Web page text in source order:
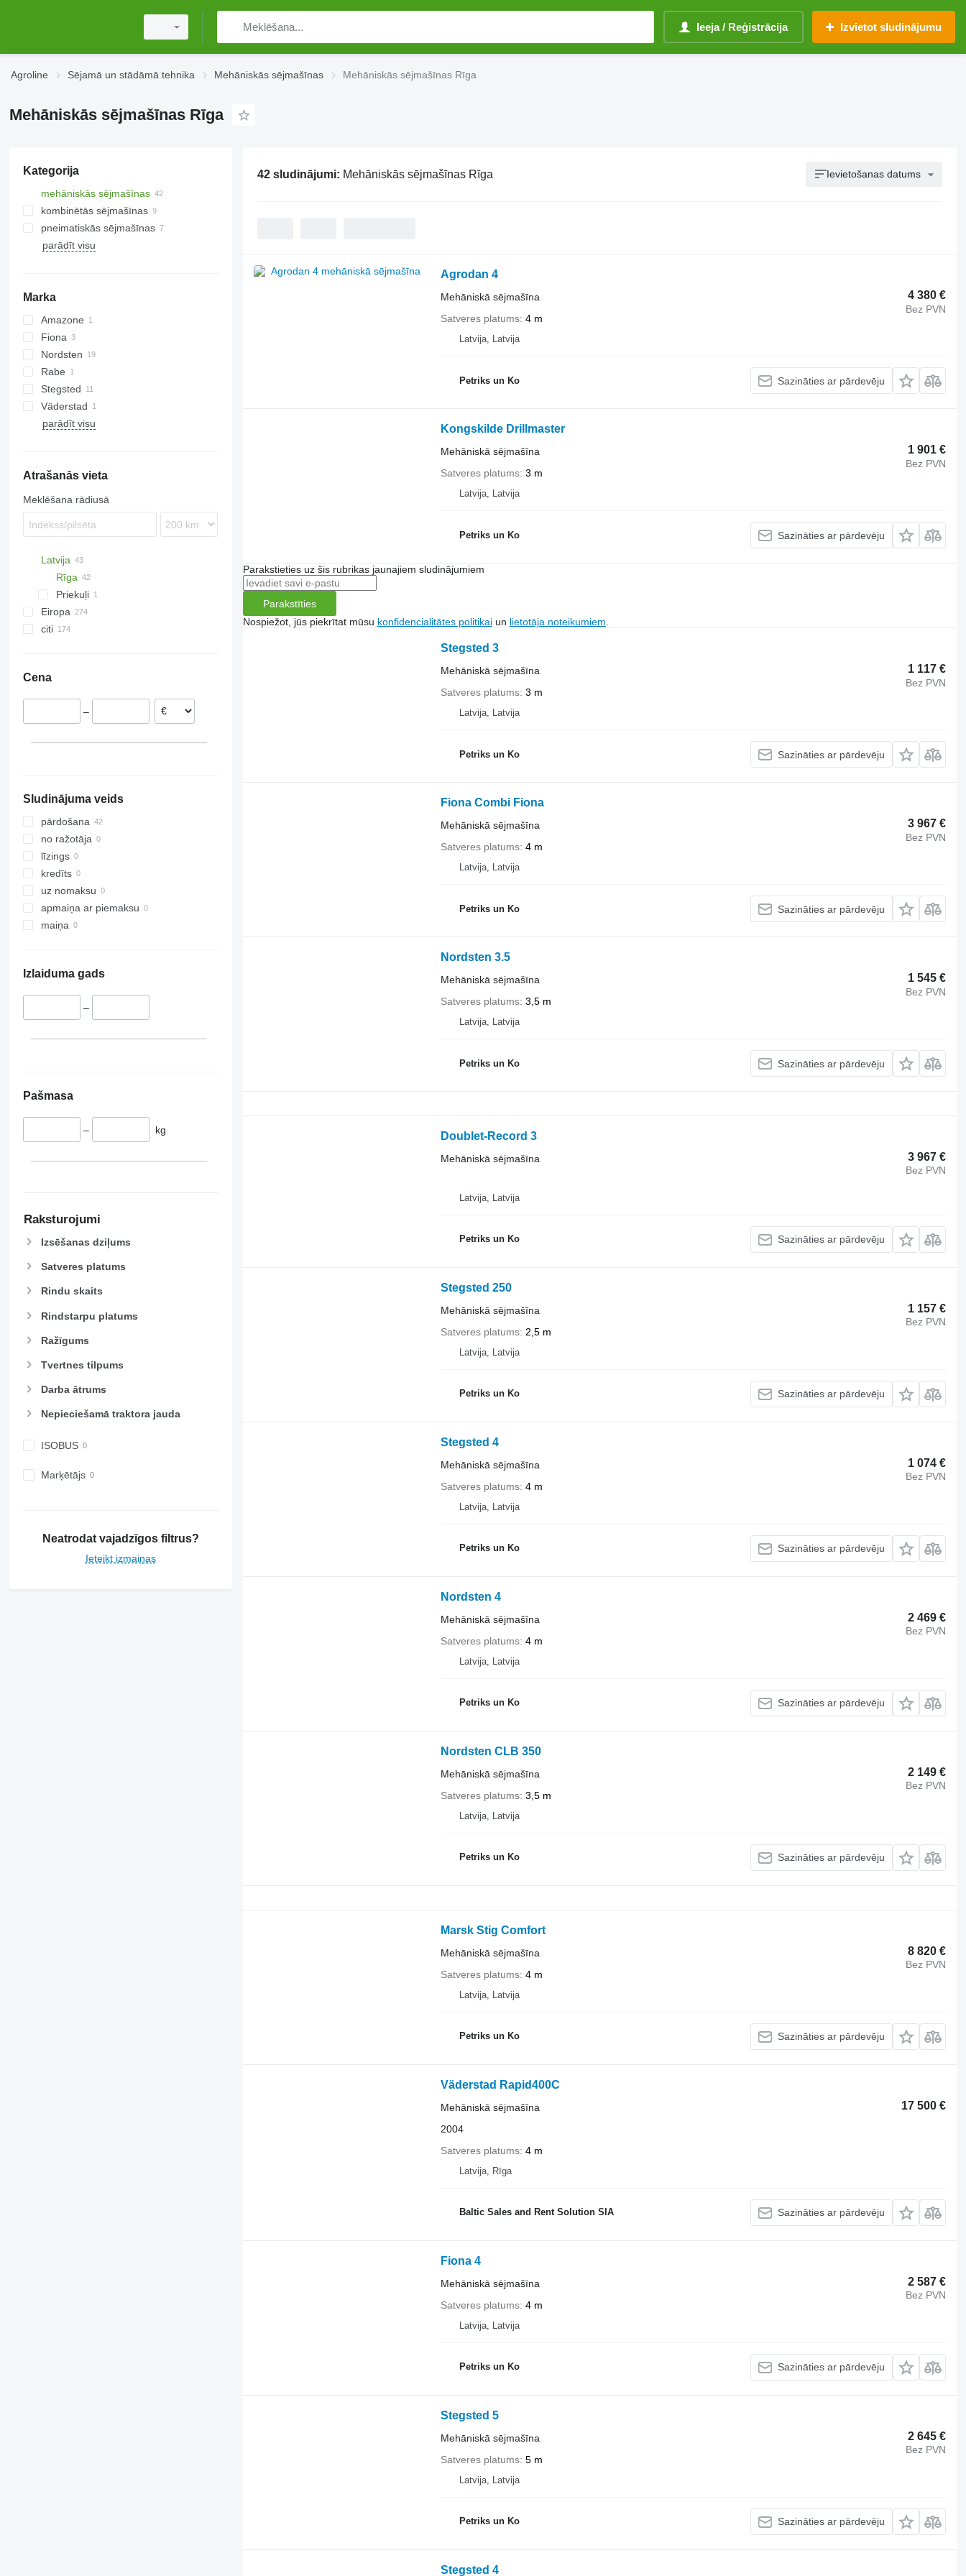
Ieeja / Reģistrācija Izvietot sludinājumu
Agroline Sējamā un stādāmā tehnika Mehāniskās sējmašīnas Mehāniskās sējmašīnas Rīga
Mehāniskās sējmašīnas Rīga
Kategorija
mehāniskās sējmašīnas
kombinētās sējmašīnas
pneimatiskās sējmašīnas
parādīt visu
Marka
Amazone
Fiona
Nordsten
Rabe
Stegsted
Väderstad
Rapid
parādīt visu
Atrašanās vieta
Meklēšana rādiusā
Latvija
Rīga
Priekuļi
Eiropa
Rumānija
Nīderlande
citi
Cena
–
Sludinājuma veids
pārdošana
no ražotāja
līzings
kredīts
uz nomaksu
apmaiņa ar piemaksu
maiņa
Izlaiduma gads
–
Pašmasa
– kg
Raksturojumi
Izsēšanas dziļums
Satveres platums
Rindu skaits
Rindstarpu platums
Ražīgums
Tvertnes tilpums
Darba ātrums
Nepieciešamā traktora jauda
ISOBUS
Marķētājs
Neatrodat vajadzīgos filtrus?
Ieteikt izmaiņas
42 sludinājumi: Mehāniskās sējmašīnas Rīga Ievietošanas datums
Agrodan 4
4 380 €
Bez PVN
Mehāniskā sējmašīna
Satveres platums 4 m
Latvija, Latvija
Petriks un Ko Sazināties ar pārdevēju
Kongskilde Drillmaster
1 901 €
Bez PVN
Mehāniskā sējmašīna
Satveres platums 3 m
Latvija, Latvija
Petriks un Ko Sazināties ar pārdevēju
Parakstieties uz šis rubrikas jaunajiem sludinājumiem
Parakstīties
Nospiežot, jūs piekrītat mūsu konfidencialitātes politikaiun lietotāja noteikumiem
Stegsted 3
1 117 €
Bez PVN
Mehāniskā sējmašīna
Satveres platums 3 m
Latvija, Latvija
Petriks un Ko Sazināties ar pārdevēju
Fiona Combi Fiona
3 967 €
Bez PVN
Mehāniskā sējmašīna
Satveres platums 4 m
Latvija, Latvija
Petriks un Ko Sazināties ar pārdevēju
Nordsten 3.5
1 545 €
Bez PVN
Mehāniskā sējmašīna
Satveres platums 3,5 m
Latvija, Latvija
Petriks un Ko Sazināties ar pārdevēju
Doublet-Record 3
3 967 €
Bez PVN
Mehāniskā sējmašīna
Latvija, Latvija
Petriks un Ko Sazināties ar pārdevēju
Stegsted 250
1 157 €
Bez PVN
Mehāniskā sējmašīna
Satveres platums 2,5 m
Latvija, Latvija
Petriks un Ko Sazināties ar pārdevēju
Stegsted 4
1 074 €
Bez PVN
Mehāniskā sējmašīna
Satveres platums 4 m
Latvija, Latvija
Petriks un Ko Sazināties ar pārdevēju
Nordsten 4
2 469 €
Bez PVN
Mehāniskā sējmašīna
Satveres platums 4 m
Latvija, Latvija
Petriks un Ko Sazināties ar pārdevēju
Nordsten CLB 350
2 149 €
Bez PVN
Mehāniskā sējmašīna
Satveres platums 3,5 m
Latvija, Latvija
Petriks un Ko Sazināties ar pārdevēju
Marsk Stig Comfort
8 820 €
Bez PVN
Mehāniskā sējmašīna
Satveres platums 4 m
Latvija, Latvija
Petriks un Ko Sazināties ar pārdevēju
Väderstad Rapid400C
17 500 €
Mehāniskā sējmašīna
2004
Satveres platums 4 m
Latvija, Rīga
Baltic Sales and Rent Solution SIA Sazināties ar pārdevēju
Fiona 4
2 587 €
Bez PVN
Mehāniskā sējmašīna
Satveres platums 4 m
Latvija, Latvija
Petriks un Ko Sazināties ar pārdevēju
Stegsted 5
2 645 €
Bez PVN
Mehāniskā sējmašīna
Satveres platums 5 m
Latvija, Latvija
Petriks un Ko Sazināties ar pārdevēju
Stegsted 4